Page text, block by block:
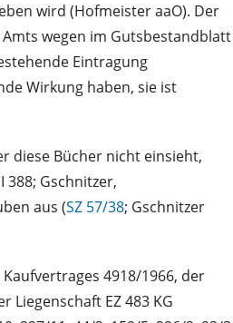
wird (Hofmeister aaO). Der
wegen im Gutsbestandblatt
Eintragung
Wirkung haben, sie ist
diese Bücher nicht einsieht,
Gschnitzer,
aus (SZ 57/38; Gschnitzer
4918/1966, der
EZ 483 KG